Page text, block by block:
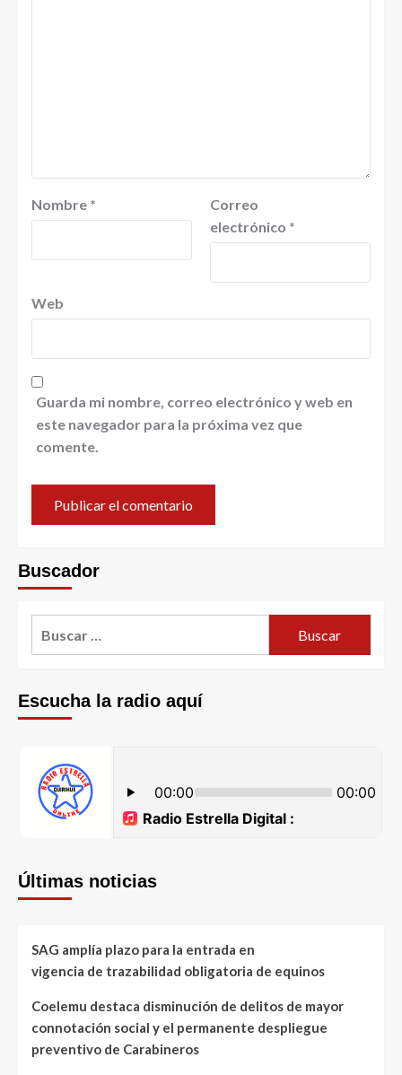
Nombre *
Correo
electrónico *
Web
Guarda mi nombre, correo electrónico y web en
este navegador para la próxima vez que
comente.
Buscador
Escucha la radio aquí
Últimas noticias
SAG amplía plazo para la entrada en
vigencia de trazabilidad obligatoria de equinos
Coelemu destaca disminución de delitos de mayor
connotación social y el permanente despliegue
preventivo de Carabineros